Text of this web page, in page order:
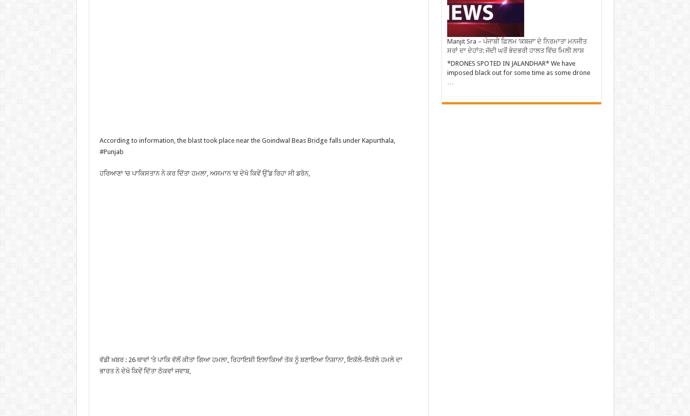
According to information, the blast took place near the Goindwal Beas Bridge falls under Kapurthala,
#Punjab
ਹਰਿਆਣਾ ‘ਚ ਪਾਕਿਸਤਾਨ ਨੇ ਕਰ ਦਿੱਤਾ ਹਮਲਾ, ਅਸਮਾਨ ‘ਚ ਦੇਖੋ ਕਿਵੇਂ ਉੱਡ ਰਿਹਾ ਸੀ ਡਰੋਨ,
ਵੱਡੀ ਖ਼ਬਰ : 26 ਥਾਵਾਂ ‘ਤੇ ਪਾਕਿ ਵੱਲੋਂ ਕੀਤਾ ਗਿਆ ਹਮਲਾ, ਰਿਹਾਇਸ਼ੀ ਇਲਾਕਿਆਂ ਤੱਕ ਨੂੰ ਬਣਾਇਆ ਨਿਸ਼ਾਨਾ, ਇਕੱਲੇ-ਇਕੱਲੇ ਹਮਲੇ ਦਾ
ਭਾਰਤ ਨੇ ਦੇਖੋ ਕਿਵੇਂ ਦਿੱਤਾ ਠੋਕਵਾਂ ਜਵਾਬ,
Manjit Sra – ਪੰਜਾਬੀ ਫ਼ਿਲਮ ‘ਕਬਜ਼ਾ’ ਦੇ ਨਿਰਮਾਤਾ ਮਨਜੀਤ
ਸਰਾਂ ਦਾ ਦੇਹਾਂਤ: ਜੱਦੀ ਘਰੋਂ ਭੇਦਭਰੀ ਹਾਲਤ ਵਿੱਚ ਮਿਲੀ ਲਾਸ਼
*DRONES SPOTED IN JALANDHAR* We have
imposed black out for some time as some drone